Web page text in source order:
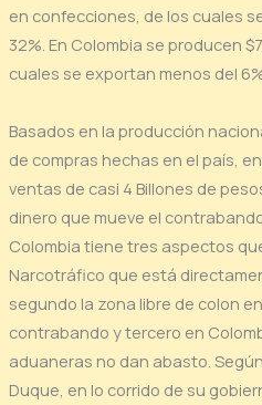
en confecciones, de los cuales
32%. En Colombia se producen
cuales se exportan menos del
Basados en la producción
de compras hechas en el país,
ventas de casi 4 Billones de
dinero que mueve el
Colombia tiene tres aspectos
Narcotráfico que está
segundo la zona libre de colon
contrabando y tercero en
aduaneras no dan abasto.
Duque, en lo corrido de su